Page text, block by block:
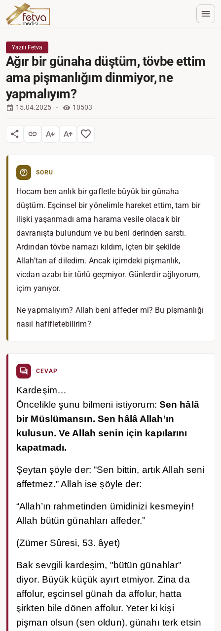
Yazılı Fetva
Ağır bir günaha düştüm, tövbe ettim
ama pişmanlığım dinmiyor, ne
yapmalıyım?
15.04.2025 10503
SORU
Hocam ben anlık bir gafletle büyük bir günaha
düştüm. Eşcinsel bir yönelimle hareket ettim, tam bir
ilişki yaşanmadı ama harama vesile olacak bir
davranışta bulundum ve bu beni derinden sarstı.
Ardından tövbe namazı kıldım, içten bir şekilde
Allah’tan af diledim. Ancak içimdeki pişmanlık,
vicdan azabı bir türlü geçmiyor. Günlerdir ağlıyorum,
içim yanıyor.
Ne yapmalıyım? Allah beni affeder mi? Bu pişmanlığı
nasıl hafifletebilirim?
CEVAP
Kardeşim…
Öncelikle şunu bilmeni istiyorum: Sen hâlâ
bir Müslümansın. Sen hâlâ Allah’ın
kulusun. Ve Allah senin için kapılarını
kapatmadı.
Şeytan şöyle der: “Sen bittin, artık Allah seni
affetmez.” Allah ise şöyle der:
“Allah’ın rahmetinden ümidinizi kesmeyin!
Allah bütün günahları affeder.”
(Zümer Sûresi, 53. âyet)
Bak sevgili kardeşim, "bütün günahlar"
diyor. Büyük küçük ayırt etmiyor. Zina da
affolur, eşcinsel günah da affolur, hatta
şirkten bile dönen affolur. Yeter ki kişi
pişman olsun (sen oldun), günahı terk etsin